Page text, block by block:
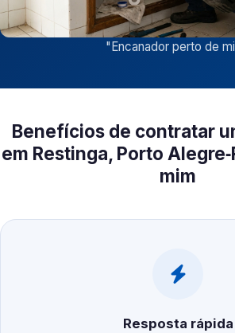
"Encanador perto de
Benefícios de contratar
em Restinga, Porto
mim
Resposta rápida